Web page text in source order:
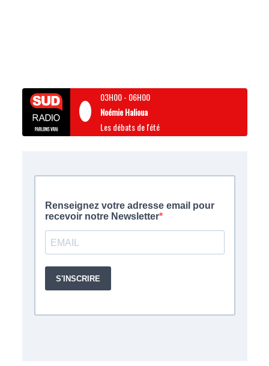
03H00- 06H00
Noémie Halioua
Les débats de l'été